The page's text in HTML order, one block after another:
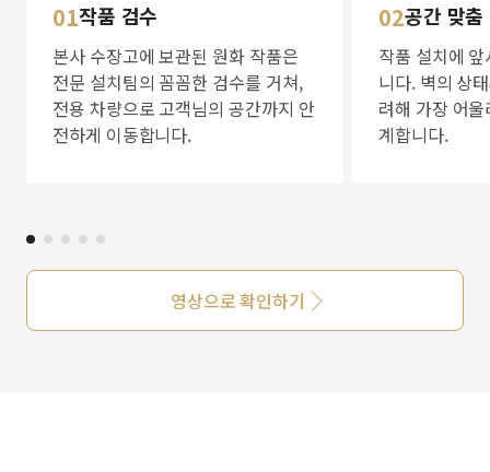
01작품 검수
본사 수장고에 보관된 원화 작품은
전문 설치팀의 꼼꼼한 검수를 거쳐,
전용 차량으로 고객님의 공간까지 안
전하게 이동합니다.
02공간 맞
작품 설치에
니다. 벽의 상
려해 가장 어
계합니다.
영상으로 확인하기